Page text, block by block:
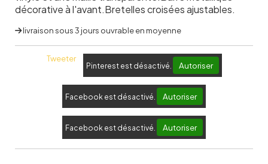
décorative à l'avant.Bretelles croisées ajustables.
livraison sous 3 jours ouvrable en moyenne
Tweeter
Pinterest est désactivé. Autoriser
Facebook est désactivé. Autoriser
Facebook est désactivé. Autoriser